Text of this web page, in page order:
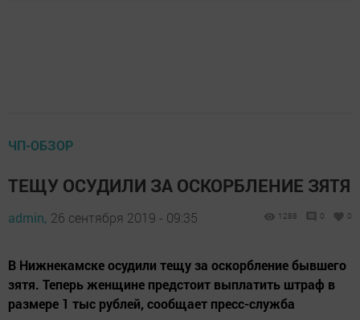
ЧП-ОБЗОР
ТЕЩУ ОСУДИЛИ ЗА ОСКОРБЛЕНИЕ ЗЯТЯ
admin, 26 сентября 2019 - 09:35 1288 0 0
В Нижнекамске осудили тещу за оскорбление бывшего
зятя. Теперь женщине предстоит выплатить штраф в
размере 1 тыс рублей, сообщает пресс-служба